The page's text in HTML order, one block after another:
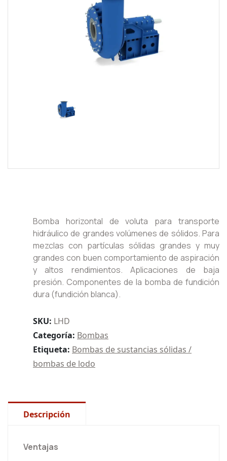
Bomba horizontal de voluta para transporte
hidráulico de grandes volúmenes de sólidos. Para
mezclas con partículas sólidas grandes y muy
grandes con buen comportamiento de aspiración
y altos rendimientos. Aplicaciones de baja
presión. Componentes de la bomba de fundición
dura (fundición blanca).
SKU: LHD
Categoría: Bombas
Etiqueta: Bombas de sustancias sólidas /
bombas de lodo
Descripción
Ventajas